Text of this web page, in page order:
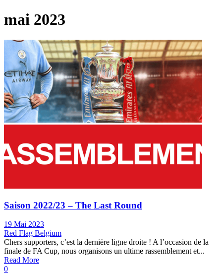
mai 2023
Saison 2022/23 – The Last Round
19 Mai 2023
Red Flag Belgium
Chers supporters, c’est la dernière ligne droite ! A l’occasion de la
finale de FA Cup, nous organisons un ultime rassemblement et...
Read More
0